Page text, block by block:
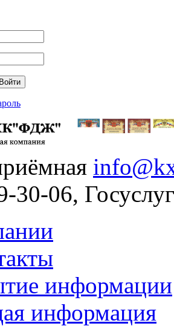
Войти
30-06,
информации
информация